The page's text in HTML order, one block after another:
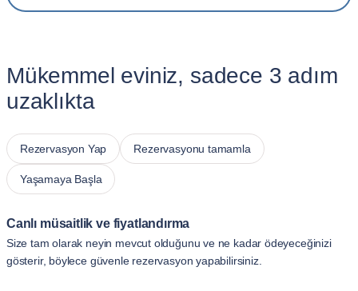
Mükemmel eviniz, sadece 3 adım
uzaklıkta
Rezervasyon Yap Rezervasyonu tamamla
Yaşamaya Başla
Canlı müsaitlik ve fiyatlandırma
Size tam olarak neyin mevcut olduğunu ve ne kadar ödeyeceğinizi
gösterir, böylece güvenle rezervasyon yapabilirsiniz.